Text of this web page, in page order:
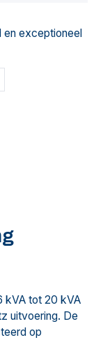
en exceptioneel
kVA tot 20 kVA
uitvoering. De
op